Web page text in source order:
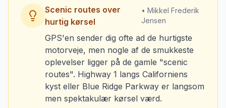
Scenic routes over
hurtig kørsel
• Mikkel Frederik
Jensen
GPS'en sender dig ofte ad de hurtigste
motorveje, men nogle af de smukkeste
oplevelser ligger på de gamle "scenic
routes". Highway 1 langs Californiens
kyst eller Blue Ridge Parkway er langsom
men spektakulær kørsel værd.